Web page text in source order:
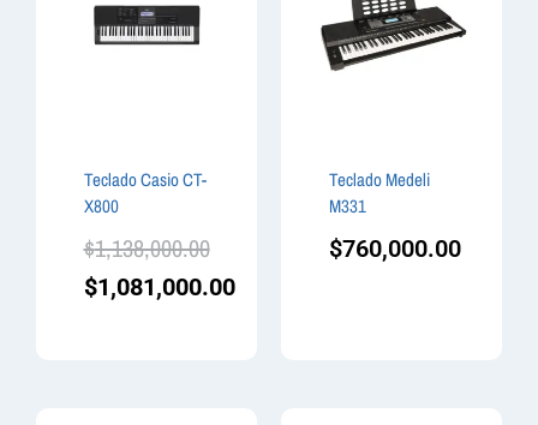
Teclado Casio CT-
X800
$1,138,000.00
$1,081,000.00
Teclado Medeli
M331
$760,000.00